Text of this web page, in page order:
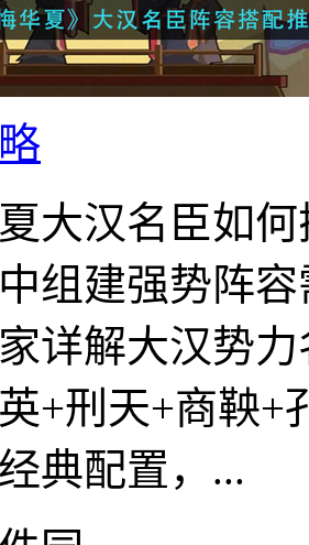
大汉名臣如
组建强势阵
详解大汉势
+刑天+商鞅+
典配置，...